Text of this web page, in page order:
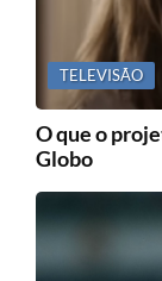
TELEVISÃO
O que o
Globo